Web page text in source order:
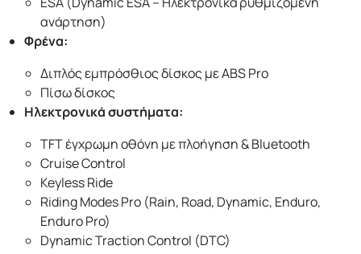
ανάρτηση)
Φρένα:
Διπλός εμπρόσθιος δίσκος με ABS Pro
Πίσω δίσκος
Ηλεκτρονικά συστήματα:
TFT έγχρωμη οθόνη με πλοήγηση & Bluetooth
Cruise Control
Keyless Ride
Riding Modes Pro (Rain, Road, Dynamic, Enduro,
Enduro Pro)
Dynamic Traction Control (DTC)